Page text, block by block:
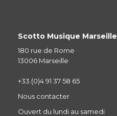
Scotto Musique Marseille
180 rue de Rome
13006 Marseille
+33 (0)4 91 37 58 65
Nous contacter
Ouvert du lundi au samedi